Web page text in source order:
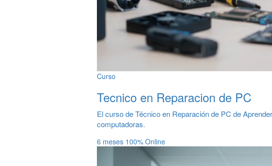
Curso
Tecnico en Reparacion de PC
El curso de Técnico en Reparación de PC de
computadoras.
6 meses 100% Online